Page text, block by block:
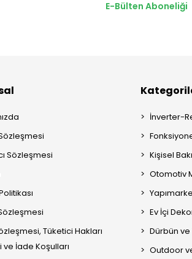
E-Bülten Aboneliği
Sözleşmesi
Tüketici Hakları
ve İade Koşulları
İnverter-
Kişisel
Otomotiv
Ev İçi
Dürbün
Outdoor